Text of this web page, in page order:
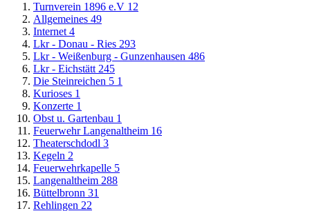
Turnverein 1896 e.V 12
Allgemeines 49
Internet 4
Lkr - Donau - Ries 293
Lkr - Weißenburg - Gunzenhausen 486
Lkr - Eichstätt 245
Die Steinreichen 5 1
Kurioses 1
Konzerte 1
Obst u. Gartenbau 1
Feuerwehr Langenaltheim 16
Theaterschdodl 3
Kegeln 2
Feuerwehrkapelle 5
Langenaltheim 288
Büttelbronn 31
Rehlingen 22